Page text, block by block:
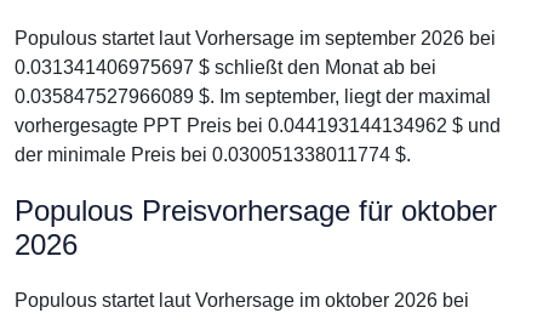
Populous startet laut Vorhersage im september 2026 bei
0.031341406975697 $ schließt den Monat ab bei
0.035847527966089 $. Im september, liegt der maximal
vorhergesagte PPT Preis bei 0.044193144134962 $ und
der minimale Preis bei 0.030051338011774 $.
Populous Preisvorhersage für oktober
2026
Populous startet laut Vorhersage im oktober 2026 bei